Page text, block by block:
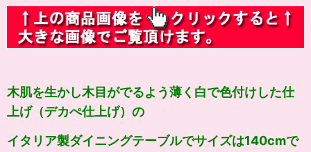
木肌を生かし木目がでるよう薄く白で色付けした仕
上げ（デカぺ仕上げ）の
イタリア製ダイニングテーブルでサイズは140cmで